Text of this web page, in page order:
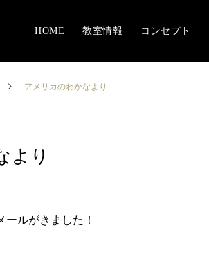
HOME 教室情報 コンセプト
アメリカのわかなより
より
ルがきました！